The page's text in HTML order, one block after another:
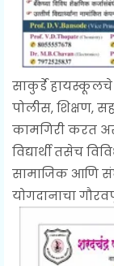
साकुर्डे हायस्कूलचे
पोलीस, शिक्षण,
कामगिरी करत
विद्यार्थी तसेच
सामाजिक आणि
योगदानाचा